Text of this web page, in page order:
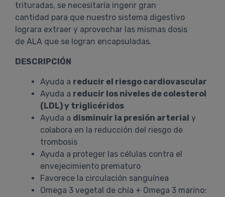
trituradas, se necesitaría ingerir gran
cantidad para que nuestro sistema digestivo
lograra extraer y aprovechar las mismas dosis
de ALA que se logran encapsuladas.
DESCRIPCIÓN
Ayuda a reducir el riesgo cardiovascular
Ayuda a reducir los niveles de colesterol
(LDL) y triglicéridos
Ayuda a disminuir la presión arterial y
colabora en la reducción del riesgo de
trombosis
Ayuda a proteger las células contra el
envejecimiento prematuro
Favorece la circulación sanguínea
Omega 3 vegetal de chía + Omega 3 marino: